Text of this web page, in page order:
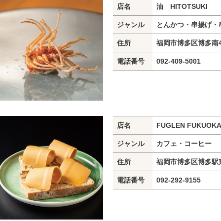
店名 油 HITOTSUKI
ジャンル とんかつ・串揚げ
住所 福岡市博多区博多
電話番号 092-409-5001
店名 FUGLEN FUKUOKA
ジャンル カフェ・コーヒー
住所 福岡市博多区博多
電話番号 092-292-9155